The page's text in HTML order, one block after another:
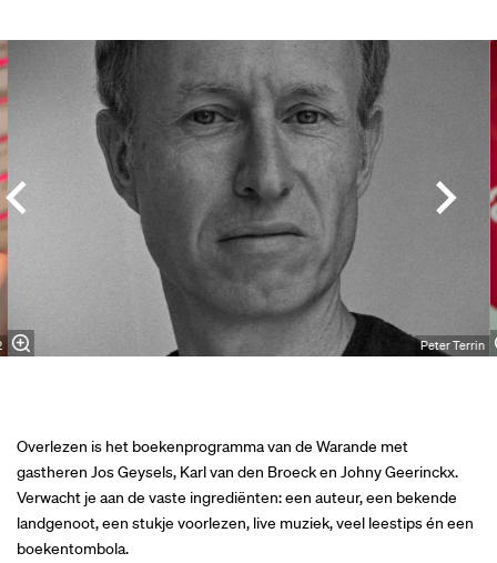
Overslaan
Peter Terrin
Overlezen is het boekenprogramma van de Warande met
gastheren Jos Geysels, Karl van den Broeck en Johny Geerinckx.
Verwacht je aan de vaste ingrediënten: een auteur, een bekende
landgenoot, een stukje voorlezen, live muziek, veel leestips én een
boekentombola.